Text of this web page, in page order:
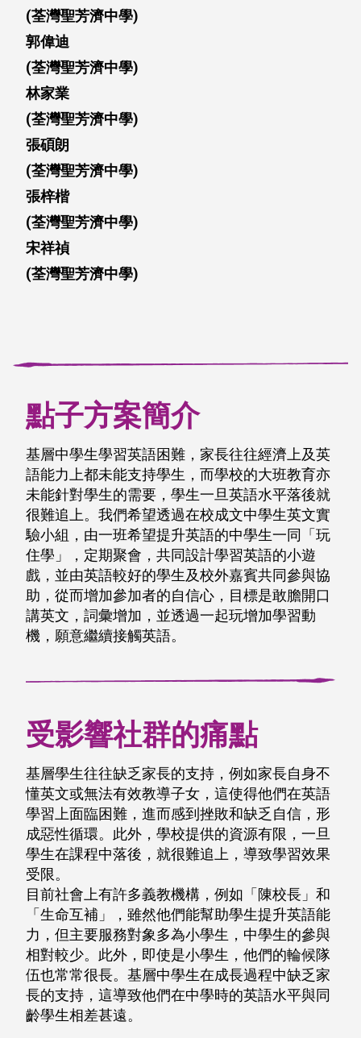
(荃灣聖芳濟中學)
郭偉迪
(荃灣聖芳濟中學)
林家業
(荃灣聖芳濟中學)
張碩朗
(荃灣聖芳濟中學)
張梓楷
(荃灣聖芳濟中學)
宋祥禎
(荃灣聖芳濟中學)
點子方案簡介
基層中學生學習英語困難，家長往往經濟上及英
語能力上都未能支持學生，而學校的大班教育亦
未能針對學生的需要，學生一旦英語水平落後就
很難追上。我們希望透過在校成文中學生英文實
驗小組，由一班希望提升英語的中學生一同「玩
住學」，定期聚會，共同設計學習英語的小遊
戲，並由英語較好的學生及校外嘉賓共同參與協
助，從而增加參加者的自信心，目標是敢膽開口
講英文，詞彙增加，並透過一起玩增加學習動
機，願意繼續接觸英語。
受影響社群的痛點
基層學生往往缺乏家長的支持，例如家長自身不
懂英文或無法有效教導子女，這使得他們在英語
學習上面臨困難，進而感到挫敗和缺乏自信，形
成惡性循環。此外，學校提供的資源有限，一旦
學生在課程中落後，就很難追上，導致學習效果
受限。
目前社會上有許多義教機構，例如「陳校長」和
「生命互補」，雖然他們能幫助學生提升英語能
力，但主要服務對象多為小學生，中學生的參與
相對較少。此外，即使是小學生，他們的輪候隊
伍也常常很長。基層中學生在成長過程中缺乏家
長的支持，這導致他們在中學時的英語水平與同
齡學生相差甚遠。